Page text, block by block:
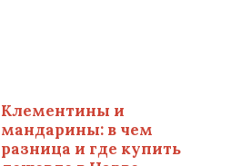
Клементины и
мандарины: в чем
разница и где купить